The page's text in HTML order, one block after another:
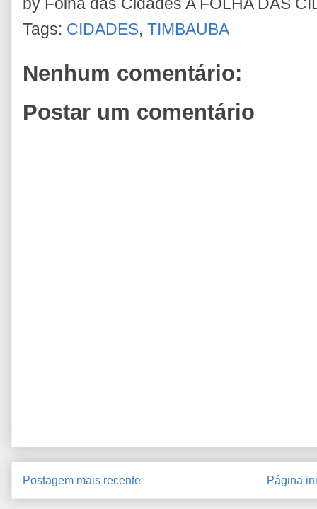
by Folha das Cidades A FOLHA DAS
Tags: CIDADES, TIMBAUBA
Nenhum comentário:
Postar um comentário
Postagem mais recente Página